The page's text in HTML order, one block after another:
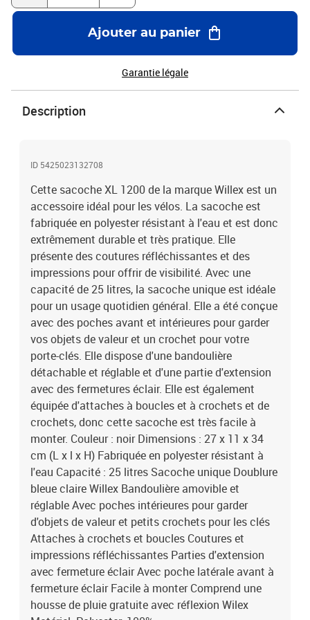
Bandoulière amovible et réglable Avec poches intérieures pour
garder d'objets de valeur et petits crochets pour les clés Attaches à
crochets et boucles Coutures et impressions réfléchissantes
Parties d'extension avec fermeture éclair Avec poche latérale avant
à fermeture éclair Facile à monter Comprend une housse de pluie
Ajouter au panier
Garantie légale
Description
ID 5425023132708
Cette sacoche XL 1200 de la marque Willex est un
accessoire idéal pour les vélos. La sacoche est
fabriquée en polyester résistant à l'eau et est donc
extrêmement durable et très pratique. Elle
présente des coutures réfléchissantes et des
impressions pour offrir de visibilité. Avec une
capacité de 25 litres, la sacoche unique est idéale
pour un usage quotidien général. Elle a été conçue
avec des poches avant et intérieures pour garder
vos objets de valeur et un crochet pour votre
porte-clés. Elle dispose d'une bandoulière
détachable et réglable et d'une partie d'extension
avec des fermetures éclair. Elle est également
équipée d'attaches à boucles et à crochets et de
crochets, donc cette sacoche est très facile à
monter. Couleur : noir Dimensions : 27 x 11 x 34
cm (L x l x H) Fabriquée en polyester résistant à
l'eau Capacité : 25 litres Sacoche unique Doublure
bleue claire Willex Bandoulière amovible et
réglable Avec poches intérieures pour garder
d'objets de valeur et petits crochets pour les clés
Attaches à crochets et boucles Coutures et
impressions réfléchissantes Parties d'extension
avec fermeture éclair Avec poche latérale avant à
fermeture éclair Facile à monter Comprend une
housse de pluie gratuite avec réflexion Wilex